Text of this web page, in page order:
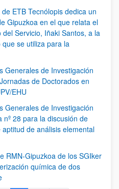
ETB Tecnólopis dedica un
Gipuzkoa en el que relata el
Servicio, Iñaki Santos, a la
se utiliza para la
Generales de Investigación
de Doctorados en
EHU
Generales de Investigación
28 para la discusión de
de análisis elemental
RMN-Gipuzkoa de los SGIker
química de dos